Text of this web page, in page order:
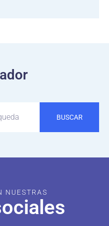
BUSCAR
NUESTRAS